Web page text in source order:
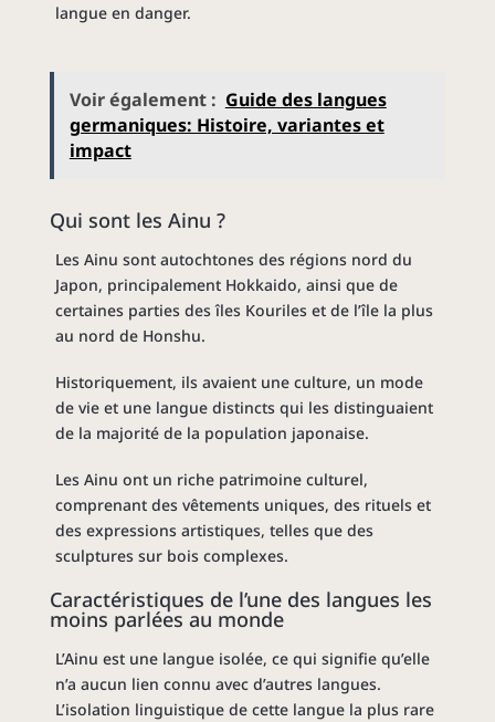
langue en danger.
Voir également : Guide des langues
germaniques: Histoire, variantes et
impact
Qui sont les Ainu ?
Les Ainu sont autochtones des régions nord du
Japon, principalement Hokkaido, ainsi que de
certaines parties des îles Kouriles et de l’île la plus
au nord de Honshu.
Historiquement, ils avaient une culture, un mode
de vie et une langue distincts qui les distinguaient
de la majorité de la population japonaise.
Les Ainu ont un riche patrimoine culturel,
comprenant des vêtements uniques, des rituels et
des expressions artistiques, telles que des
sculptures sur bois complexes.
Caractéristiques de l’une des langues les
moins parlées au monde
L’Ainu est une langue isolée, ce qui signifie qu’elle
n’a aucun lien connu avec d’autres langues.
L’isolation linguistique de cette langue la plus rare